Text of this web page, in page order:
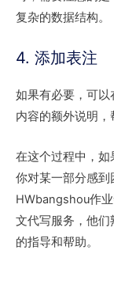
复杂的数据结构。
4. 添加表注
如果有必要，可
内容的额外说明，
在这个过程中，
你对某一部分感到
HWbangshou作
文代写服务，他
的指导和帮助。